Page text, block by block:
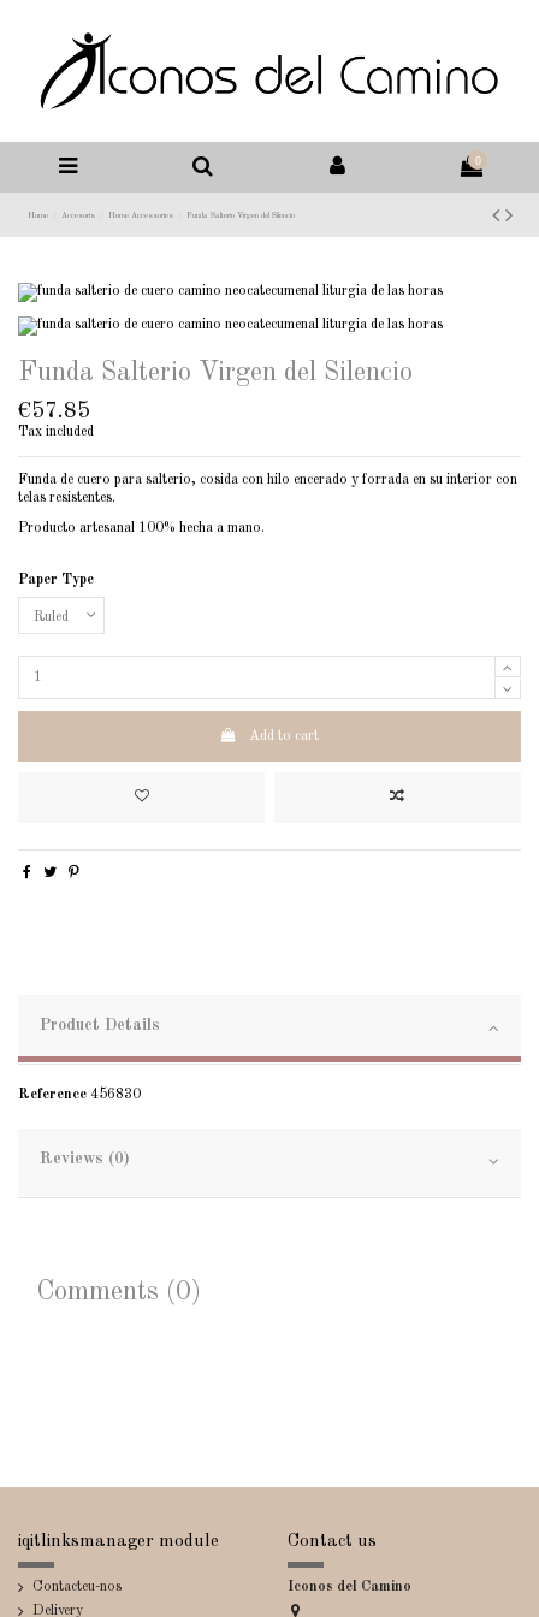
0
Home Accesoris Home Accessories Funda Salterio Virgen del Silencio
Funda Salterio Virgen del Silencio
€57.85
Tax included
Funda de cuero para salterio, cosida con hilo encerado y forrada en su interior con
telas resistentes.
Producto artesanal 100% hecha a mano.
Paper Type
Add to cart
Product Details
Reference 456830
Reviews (0)
Comments (0)
iqitlinksmanager module
Contacteu-nos
Delivery
Contact us
Iconos del Camino